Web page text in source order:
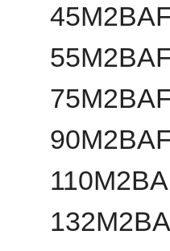
45
55
75
90
110
132